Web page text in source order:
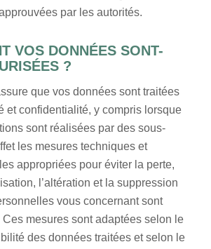
par les autorités.
VOS DONNÉES SONT-
?
que vos données sont traitées
et confidentialité, y compris lorsque
sont réalisées par des sous-
les mesures techniques et
appropriées pour éviter la perte,
l’altération et la suppression
vous concernant sont
mesures sont adaptées selon le
des données traitées et selon le